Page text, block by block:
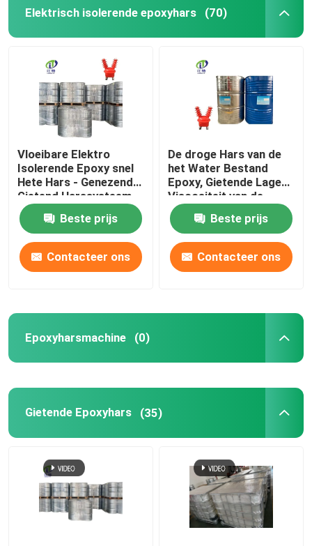
Elektrisch isolerende epoxyhars (70)
Vloeibare Elektro
Isolerende Epoxy snel
Hete Hars - Genezend
Gietend Harssysteem
Beste prijs
Contacteer ons
De droge Hars van de
het Water Bestand
Epoxy, Gietende Lage
Viscositeit van de
Olietransformator
Beste prijs
Contacteer ons
Epoxyharsmachine (0)
Gietende Epoxyhars (35)